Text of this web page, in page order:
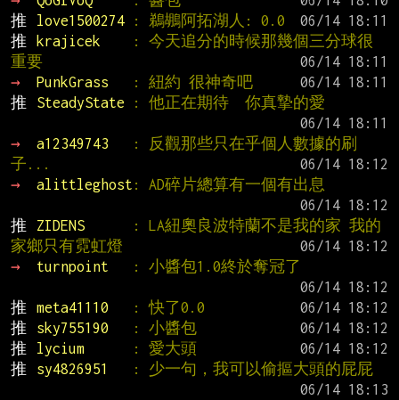
推
love1500274 : 鵜鶘阿拓湖人: 0.0
推
krajicek
: 今天追分的時候那幾個三分球很
重要
→
PunkGrass : 紐約 很神奇吧
推
SteadyState
: 他正在期待  你真摯的愛
→
a12349743
: 反觀那些只在乎個人數據的刷
子...
→
alittleghost : AD碎片總算有一個有出息
推
ZIDENS
: LA紐奧良波特蘭不是我的家 我的
家鄉只有霓虹燈
→
turnpoint
: 小醬包1.0終於奪冠了
推
meta41110 : 快了0.0
推
sky755190 : 小醬包
推
lycium : 愛大頭
推
sy4826951
: 少一句，我可以偷摳大頭的屁屁